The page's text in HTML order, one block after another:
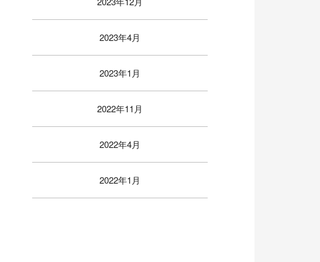
2023年4月
2023年1月
2022年11月
2022年4月
2022年1月